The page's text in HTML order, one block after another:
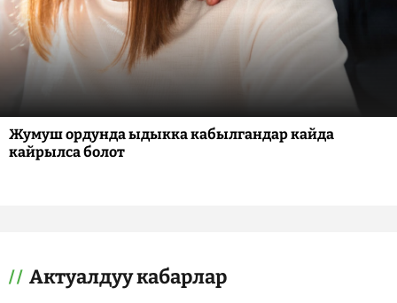
Жумуш ордунда ыдыкка кабылгандар кайда
кайрылса болот
Актуалдуу кабарлар